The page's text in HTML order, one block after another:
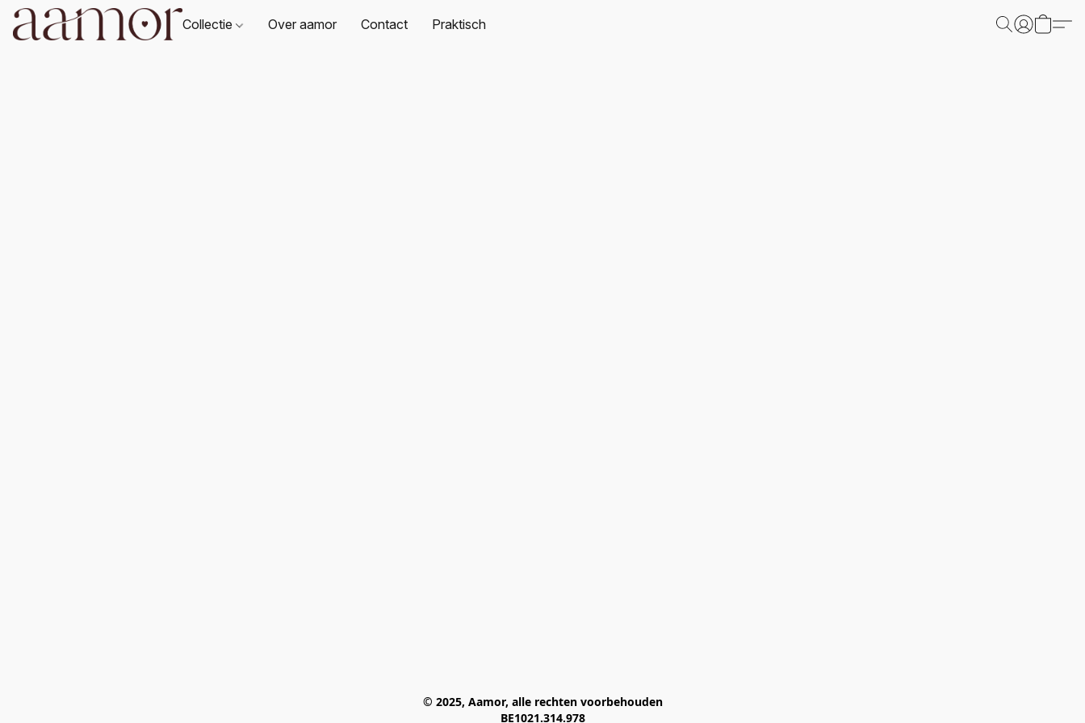
Collectie Over aamor Contact Praktisch
© 2025, Aamor, alle rechten voorbehouden
BE1021.314.978